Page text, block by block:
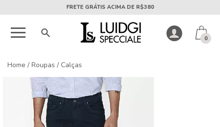
5X SEM JUROS PARCELA MÍNIMA DE R$50
0
Home / Roupas / Calças